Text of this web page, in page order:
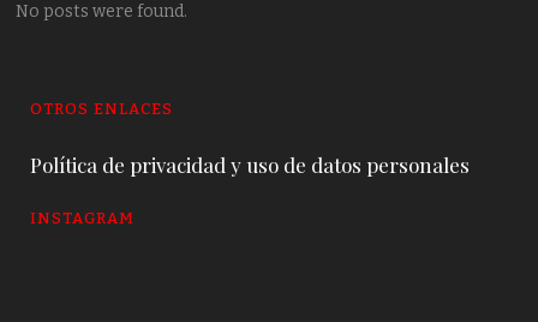
No posts were found.
OTROS ENLACES
Política de privacidad y uso de datos personales
INSTAGRAM